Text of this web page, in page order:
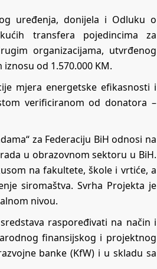
uređenja, donijela i Odluku o
transfera pojedincima za
organizacijama, utvrđenog
od 1.570.000 KM.
mjera energetske efikasnosti i
verificiranom od donatora –
za Federaciju BiH odnosi na
u obrazovnom sektoru u BiH.
na fakultete, škole i vrtiće, a
siromaštva. Svrha Projekta je
nivou.
raspoređivati na način i
finansijskog i projektnog
banke (KfW) i u skladu sa